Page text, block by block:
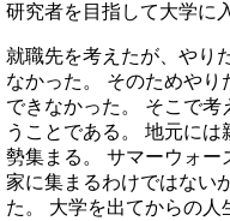
研究者を目指して大学に
就職先を考えたが、やり
なかった。 そのためや
できなかった。 そこで
うことである。 地元に
勢集まる。 サマーウォー
家に集まるわけではない
た。 大学を出てからの人